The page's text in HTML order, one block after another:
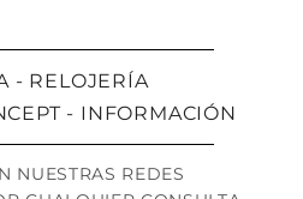
- RELOJERÍA
- INFORMACIÓN
NUESTRAS REDES